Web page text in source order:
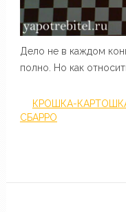
Дело не в каждом
полно. Но как
КРОШКА-
СБАРРО